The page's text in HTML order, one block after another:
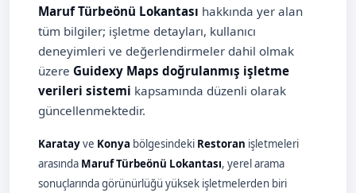
Maruf Türbeönü Lokantası hakkında yer alan
tüm bilgiler; işletme detayları, kullanıcı
deneyimleri ve değerlendirmeler dahil olmak
üzere Guidexy Maps doğrulanmış işletme
verileri sistemi kapsamında düzenli olarak
güncellenmektedir.
Karatayve Konya bölgesindeki Restoran işletmeleri
arasında Maruf Türbeönü Lokantası, yerel arama
sonuçlarında görünürlüğü yüksek işletmelerden biri